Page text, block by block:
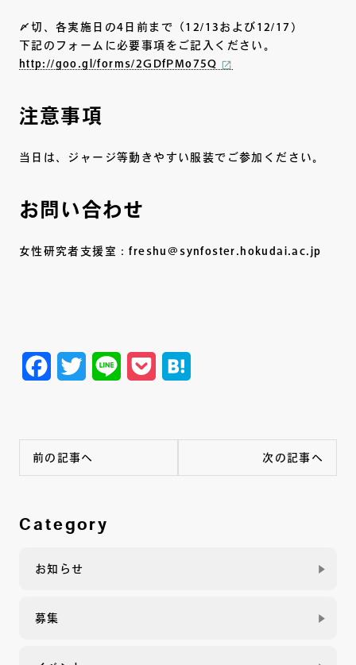
〆切、各実施日の4日前まで（12/13および12/17）
下記のフォームに必要事項をご記入ください。
http://goo.gl/forms/2GDfPMo75Q
注意事項
当日は、ジャージ等動きやすい服装でご参加ください。
お問い合わせ
女性研究者支援室：freshu@synfoster.hokudai.ac.jp
Facebook
TwitterLine Pocket
前の記事へ 次の記事へ
Category
お知らせ
募集